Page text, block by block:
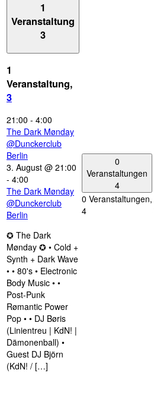
1
Veranstaltung
3
1
Veranstaltung,
3
21:00 - 4:00
The Dark Mønday
@Dunckerclub
Berlin
3. August @ 21:00
- 4:00
The Dark Mønday
@Dunckerclub
Berlin
✪ The Dark
Mønday ✪ • Cold +
Synth + Dark Wave
• • 80's • Electronic
Body Music • •
Post-Punk
Rømantic Power
Pop • • DJ Børis
(Linientreu | KdN! |
Dämonenball) •
Guest DJ Björn
(KdN! / […]
0
Veranstaltungen
4
0 Veranstaltungen,
4